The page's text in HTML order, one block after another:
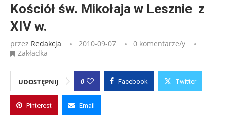
Kościół św. Mikołaja w Lesznie z
XIV w.
przez Redakcja 2010-09-07
0 komentarze/y
Zakładka
UDOSTĘPNIJ 0 Facebook Twitter
Pinterest Email